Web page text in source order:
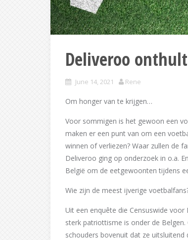
Deliveroo
June 14, 2021 Rene
Om honger van te krijgen…
Voor sommigen is het gewoon een
maken er een punt van om een
winnen of verliezen? Waar zullen de
Deliveroo ging op onderzoek in o.a.
België om de eetgewoonten tijdens
Wie zijn de meest ijverige
Uit een enquête die Censuswide
sterk patriottisme is onder de
schouders bovenuit dat ze